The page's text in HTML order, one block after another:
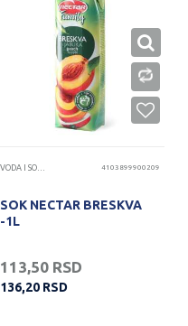
VODA I SOKOVI 4103899900209
SOK NECTAR BRESKVA
-1L
113,50 RSD
136,20 RSD